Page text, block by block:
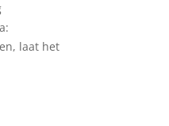
laat het